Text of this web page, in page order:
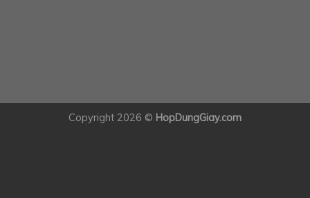
Copyright 2026 © HopDungGiay.com